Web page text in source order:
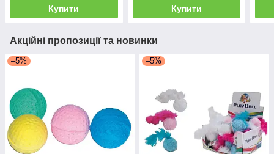
Купити Купити
Акційні пропозиції та новинки
–5% –5%